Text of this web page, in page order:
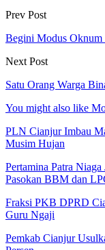
Prev Post
Begini Modus Oknum
Next Post
Satu Orang Warga
You might also like
PLN Cianjur Imbau
Musim Hujan
Pertamina Patra
Pasokan BBM dan
Fraksi PKB DPRD
Guru Ngaji
Pemkab Cianjur